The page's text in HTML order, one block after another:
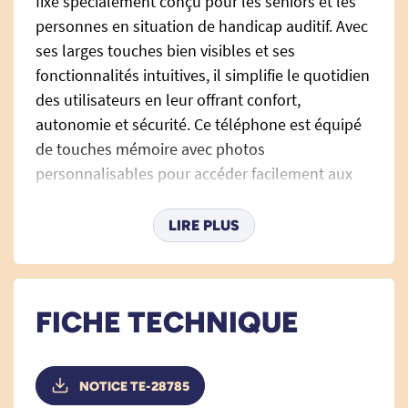
personnes en situation de handicap auditif. Avec
ses larges touches bien visibles et ses
fonctionnalités intuitives, il simplifie le quotidien
des utilisateurs en leur offrant confort,
autonomie et sécurité. Ce téléphone est équipé
de touches mémoire avec photos
personnalisables pour accéder facilement aux
appareils auditifs, il propose une amplification
sonore puissante et réglable pour un confort
s’intègre parfaitement dans tous les foyers.
Les avantages du Geemarc PHOTOPHONE
110
LIRE PLUS
FICHE TECHNIQUE
NOTICE TE-28785